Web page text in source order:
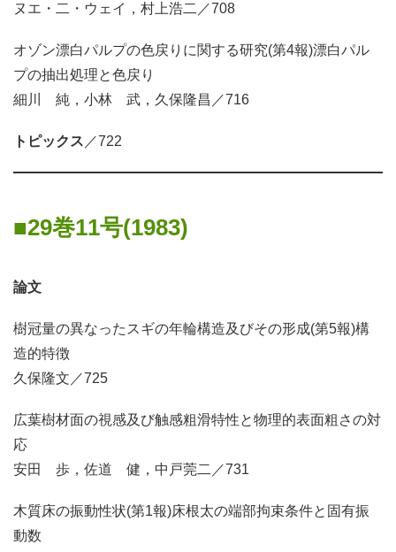
ヌエ・二・ウェイ，村上浩二／708
オゾン漂白パルプの色戻りに関する研究(第4報)漂白パル
プの抽出処理と色戻り
細川 純，小林 武，久保隆昌／716
トピックス ／722
29巻11号(1983)
論文
樹冠量の異なったスギの年輪構造及びその形成(第5報)構
造的特徴
久保隆文／725
広葉樹材面の視感及び触感粗滑特性と物理的表面粗さの対
応
安田 歩，佐道 健，中戸莞二／731
木質床の振動性状(第1報)床根太の端部拘束条件と固有振
動数